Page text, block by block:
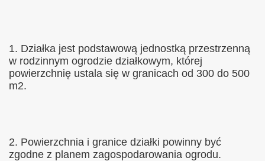
1. Działka jest podstawową jednostką przestrzenną
w rodzinnym ogrodzie działkowym, której
powierzchnię ustala się w granicach od 300 do 500
m2.
2. Powierzchnia i granice działki powinny być
zgodne z planem zagospodarowania ogrodu.